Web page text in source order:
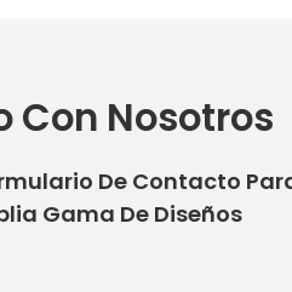
Con Nosotros
De Contacto
Gama De Diseños